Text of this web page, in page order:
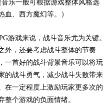
乐一般可根据游戏整体风格选
血、西方魔幻等。）
游戏来说，战斗音乐尤为关键。
外，还要考虑战斗整体的节奏
一首好的战斗背景音乐可以将玩
的战斗勇气，减少战斗失败带来
在一定程度上激励玩家更多次的
个游戏的负面情绪。